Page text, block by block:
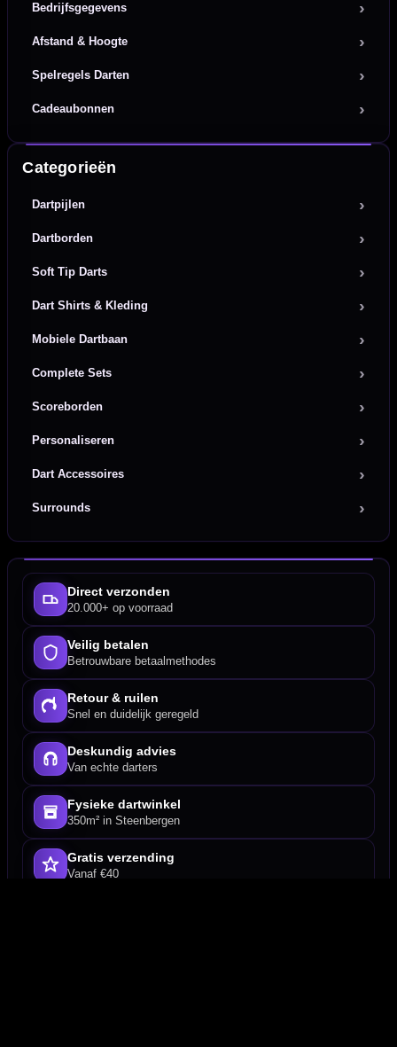
Bedrijfsgegevens
Afstand & Hoogte
Spelregels Darten
Cadeaubonnen
Categorieën
Dartpijlen
Dartborden
Soft Tip Darts
Dart Shirts & Kleding
Mobiele Dartbaan
Complete Sets
Scoreborden
Personaliseren
Dart Accessoires
Surrounds
Direct verzonden
20.000+ op voorraad
Veilig betalen
Betrouwbare betaalmethodes
Retour & ruilen
Snel en duidelijk geregeld
Deskundig advies
Van echte darters
Fysieke dartwinkel
350m² in Steenbergen
Gratis verzending
Vanaf €40